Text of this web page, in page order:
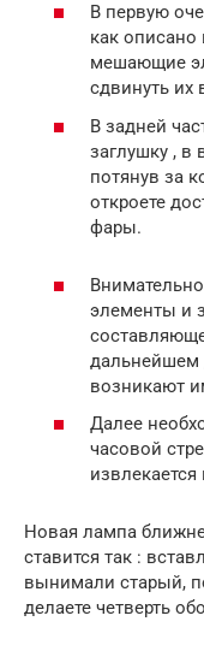
В первую
как
мешающие
сдвинуть их
В задней
заглушку , в
потянув за
откроете
фары.
элементы и
дальнейшем
возникают
Далее
часовой
Новая лампа
ставится так :
вынимали старый,
делаете четверть